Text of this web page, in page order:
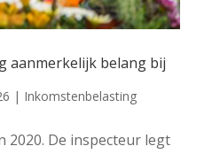
aanmerkelijk belang bij
| Inkomstenbelasting
2020. De inspecteur legt